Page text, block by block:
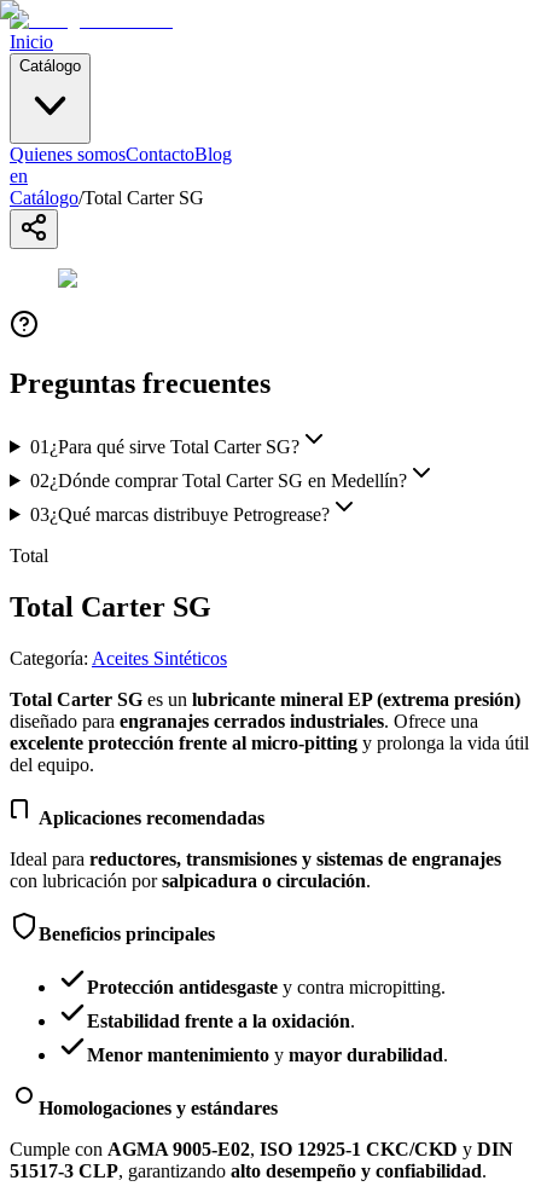
Inicio
Catálogo
Quienes somosContactoBlog
en
Catálogo/Total Carter SG
Preguntas frecuentes
01 ¿Para qué sirve Total Carter SG?
02¿Dónde comprar Total Carter SG en Medellín?
03¿Qué marcas distribuye Petrogrease?
Total
Total Carter SG
Categoría: Aceites Sintéticos
Total Carter SG es un lubricante mineral EP (extrema presión)
diseñado para engranajes cerrados industriales. Ofrece una
excelente protección frente al micro-pitting y prolonga la vida útil
del equipo.
Aplicaciones recomendadas
Ideal para reductores, transmisiones y sistemas de engranajes
con lubricación porsalpicadura o circulación.
Beneficios principales
Protección antidesgaste y contra micropitting.
Estabilidad frente a la oxidación.
Menor mantenimiento y mayor durabilidad.
Homologaciones y estándares
Cumple con AGMA 9005-E02, ISO 12925-1 CKC/CKD y DIN
51517-3 CLP, garantizando alto desempeño y confiabilidad.